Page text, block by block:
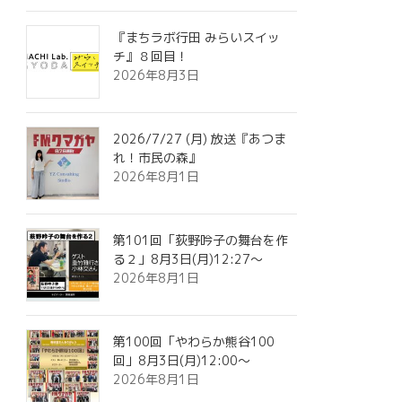
『まちラボ行田 みらいスイッ
チ』８回目！
2026年8月3日
2026/7/27 (月) 放送『あつま
れ！市民の森』
2026年8月1日
第101回「荻野吟子の舞台を作
る２」8月3日(月)12:27～
2026年8月1日
第100回「やわらか熊谷100
回」8月3日(月)12:00～
2026年8月1日